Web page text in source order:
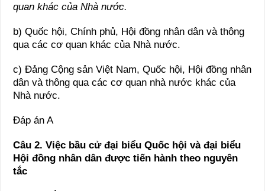
quan khác của Nhà nước.
b) Quốc hội, Chính phủ, Hội đồng nhân dân và thông
qua các cơ quan khác của Nhà nước.
c) Đảng Cộng sản Việt Nam, Quốc hội, Hội đồng nhân
dân và thông qua các cơ quan nhà nước khác của
Nhà nước.
Đáp án A
Câu 2. Việc bầu cử đại biểu Quốc hội và đại biểu
Hội đồng nhân dân được tiến hành theo nguyên
tắc